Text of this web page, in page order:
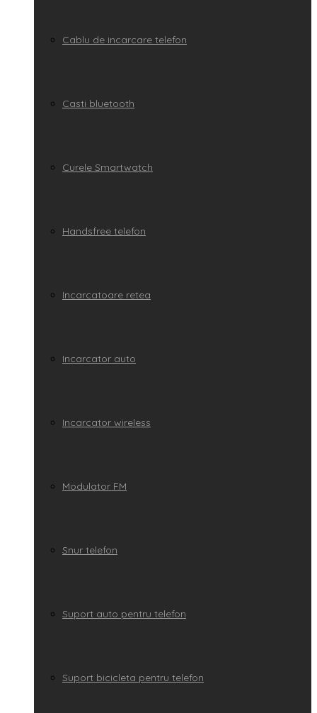
Cablu de incarcare telefon
Casti bluetooth
Curele Smartwatch
Handsfree telefon
Incarcatoare retea
Incarcator auto
Incarcator wireless
Modulator FM
Snur telefon
Suport auto pentru telefon
Suport bicicleta pentru telefon